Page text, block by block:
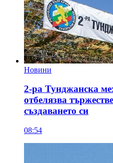
Новини
2-ра Тунджанска
отбелязва
създаването си
08:54